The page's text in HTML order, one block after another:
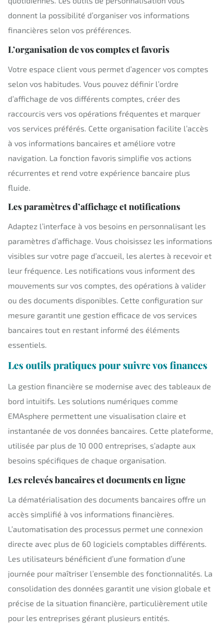
donnent la possibilité d’organiser vos informations
financières selon vos préférences.
L’organisation de vos comptes et favoris
Votre espace client vous permet d’agencer vos comptes
selon vos habitudes. Vous pouvez définir l’ordre
d’affichage de vos différents comptes, créer des
raccourcis vers vos opérations fréquentes et marquer
vos services préférés. Cette organisation facilite l’accès
à vos informations bancaires et améliore votre
navigation. La fonction favoris simplifie vos actions
récurrentes et rend votre expérience bancaire plus
fluide.
Les paramètres d’affichage et notifications
Adaptez l’interface à vos besoins en personnalisant les
paramètres d’affichage. Vous choisissez les informations
visibles sur votre page d’accueil, les alertes à recevoir et
leur fréquence. Les notifications vous informent des
mouvements sur vos comptes, des opérations à valider
ou des documents disponibles. Cette configuration sur
mesure garantit une gestion efficace de vos services
bancaires tout en restant informé des éléments
essentiels.
Les outils pratiques pour suivre vos finances
La gestion financière se modernise avec des tableaux de
bord intuitifs. Les solutions numériques comme
EMAsphere permettent une visualisation claire et
instantanée de vos données bancaires. Cette plateforme,
utilisée par plus de 10 000 entreprises, s’adapte aux
besoins spécifiques de chaque organisation.
Les relevés bancaires et documents en ligne
La dématérialisation des documents bancaires offre un
accès simplifié à vos informations financières.
L’automatisation des processus permet une connexion
directe avec plus de 60 logiciels comptables différents.
Les utilisateurs bénéficient d’une formation d’une
journée pour maîtriser l’ensemble des fonctionnalités. La
consolidation des données garantit une vision globale et
précise de la situation financière, particulièrement utile
pour les entreprises gérant plusieurs entités.